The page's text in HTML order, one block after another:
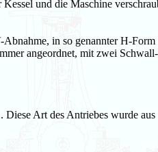
und die Maschine
in so genannter H-Form
angeordnet, mit zwei
Art des Antriebes wurde aus